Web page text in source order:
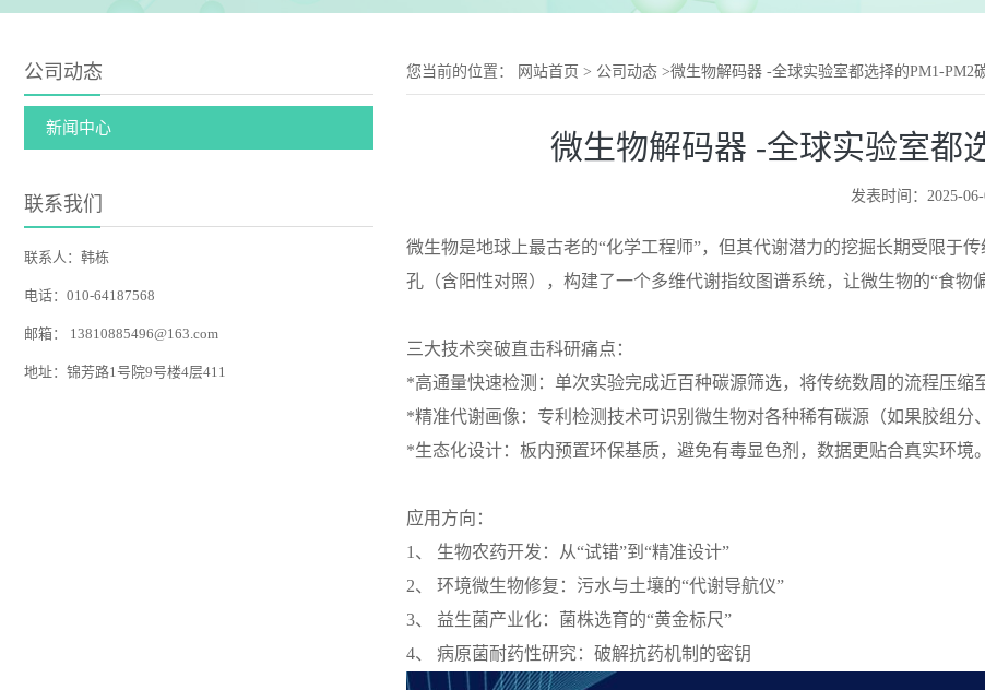
公司动态
新闻中心
联系我们
联系人：韩栋
电话：010-64187568
邮箱： 13810885496@163.com
地址：锦芳路1号院9号楼4层411
您当前的位置： 网站首页 > 公司动态 >微生物解码器 -全球实验室都选择的PM1-PM2
微生物解码器 -全球实验室都
发表时间：2025-
微生物是地球上最古老的“化学工程师”，但其代谢潜力的挖掘长期受限于
孔（含阳性对照），构建了一个多维代谢指纹图谱系统，让微生物的“食物
三大技术突破直击科研痛点：
*高通量快速检测：单次实验完成近百种碳源筛选，将传统数周的流程压缩
*精准代谢画像：专利检测技术可识别微生物对各种稀有碳源（如
*生态化设计：板内预置环保基质，避免有毒显色剂，数据更贴合真实环境。
应用方向：
1、 生物农药开发：从“试错”到“精准设计”
2、 环境微生物修复：污水与土壤的“代谢导航仪”
3、 益生菌产业化：菌株选育的“黄金标尺”
4、 病原菌耐药性研究：破解抗药机制的密钥